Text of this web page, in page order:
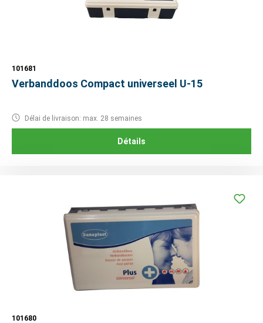
101681
Verbanddoos Compact universeel U-15
Délai de livraison: max. 28 semaines
Détails
101680